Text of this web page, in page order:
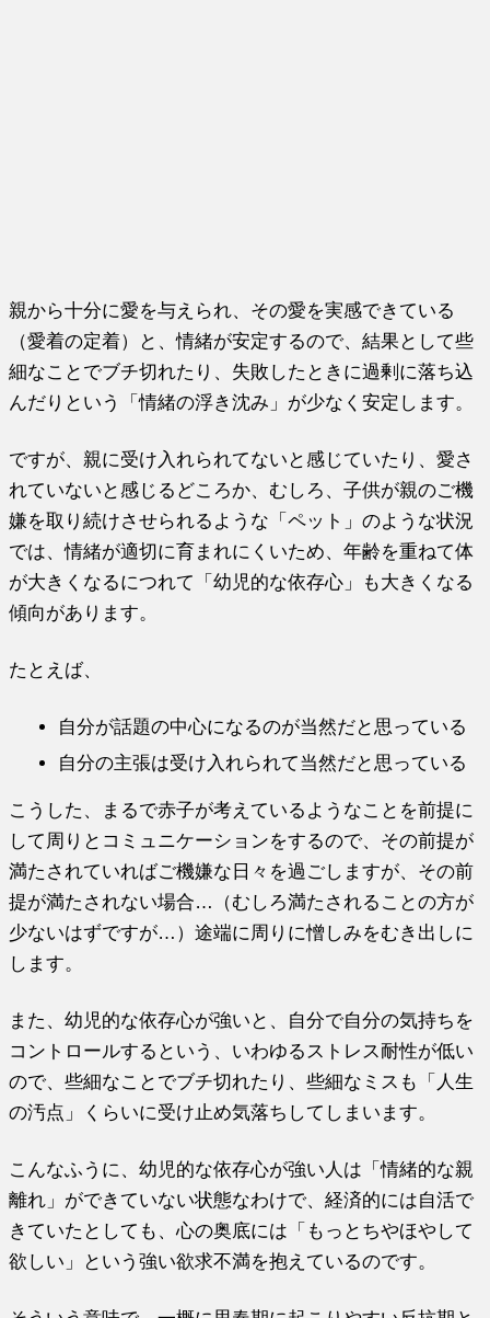
親から十分に愛を与えられ、その愛を実感できている
（愛着の定着）と、情緒が安定するので、結果として些
細なことでブチ切れたり、失敗したときに過剰に落ち込
んだりという「情緒の浮き沈み」が少なく安定します。
ですが、親に受け入れられてないと感じていたり、愛さ
れていないと感じるどころか、むしろ、子供が親のご機
嫌を取り続けさせられるような「ペット」のような状況
では、情緒が適切に育まれにくいため、年齢を重ねて体
が大きくなるにつれて「幼児的な依存心」も大きくなる
傾向があります。
たとえば、
自分が話題の中心になるのが当然だと思っている
自分の主張は受け入れられて当然だと思っている
こうした、まるで赤子が考えているようなことを前提に
して周りとコミュニケーションをするので、その前提が
満たされていればご機嫌な日々を過ごしますが、その前
提が満たされない場合…（むしろ満たされることの方が
少ないはずですが…）途端に周りに憎しみをむき出しに
します。
また、幼児的な依存心が強いと、自分で自分の気持ちを
コントロールするという、いわゆるストレス耐性が低い
ので、些細なことでブチ切れたり、些細なミスも「人生
の汚点」くらいに受け止め気落ちしてしまいます。
こんなふうに、幼児的な依存心が強い人は「情緒的な親
離れ」ができていない状態なわけで、経済的には自活で
きていたとしても、心の奥底には「もっとちやほやして
欲しい」という強い欲求不満を抱えているのです。